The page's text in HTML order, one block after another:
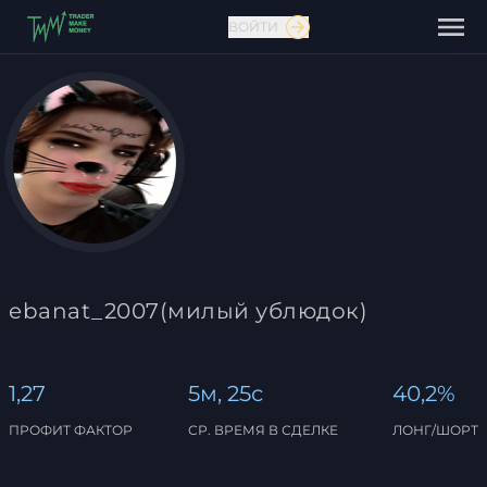
Связаться с нами
ВОЙТИ
ebanat_2007(милый ублюдок)
1,27
ПРОФИТ ФАКТОР
5м, 25с
СР. ВРЕМЯ В СДЕЛКЕ
40,2%
ЛОНГ/ШОРТ